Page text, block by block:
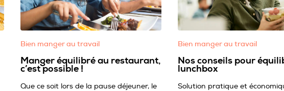
Bien manger au travail
Manger équilibré au restaurant,
c’est possible !
Que ce soit lors de la pause déjeuner, le
Bien manger au travail
Nos conseils pour
lunchbox
Solution pratique et